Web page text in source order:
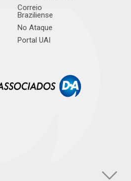
Correio
Braziliense
No Ataque
Portal UAI